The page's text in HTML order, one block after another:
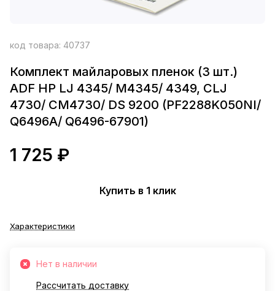
код товара: 40737
Комплект майларовых пленок (3 шт.)
ADF HP LJ 4345/ M4345/ 4349, CLJ
4730/ CM4730/ DS 9200 (PF2288K050NI/
Q6496A/ Q6496-67901)
1 725 ₽
Купить в 1 клик
Характеристики
Нет в наличии
Рассчитать доставку